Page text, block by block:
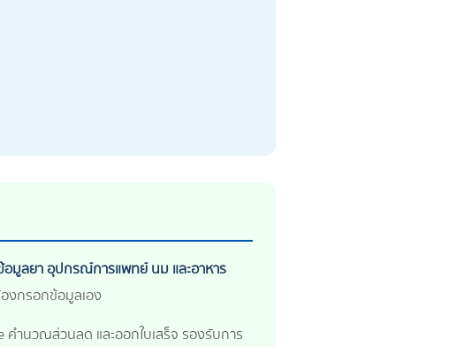
อมูลยา อุปกรณ์การแพทย์ นม และอาหาร
งกรอกข้อมูลเอง
คำนวณส่วนลด และออกใบเสร็จ รองรับการ